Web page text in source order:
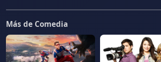
Más de Comedia